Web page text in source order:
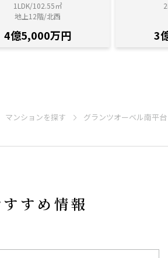
1LDK/102.55㎡
地上12階/北西
4億5,000万円 3
マンションを探す グランツオーベル南平台
すめ情報